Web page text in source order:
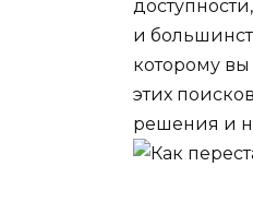
и
которому
этих
решения и